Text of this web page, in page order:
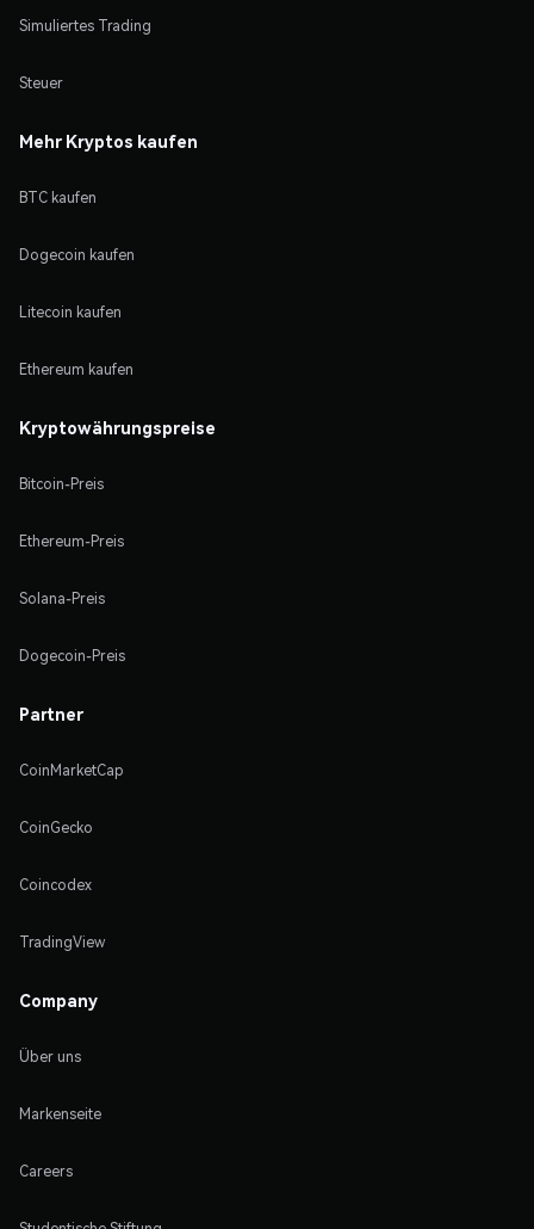
Simuliertes Trading
Steuer
Mehr Kryptos kaufen
BTC kaufen
Dogecoin kaufen
Litecoin kaufen
Ethereum kaufen
Kryptowährungspreise
Bitcoin-Preis
Ethereum-Preis
Solana-Preis
Dogecoin-Preis
Partner
CoinMarketCap
CoinGecko
Coincodex
TradingView
Company
Über uns
Markenseite
Careers